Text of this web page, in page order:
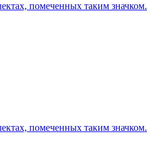
помеченных таким значком.
помеченных таким значком.